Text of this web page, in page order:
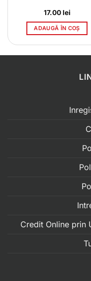
17.00lei
ADAUGĂ ÎN COȘ
Credit Online prin